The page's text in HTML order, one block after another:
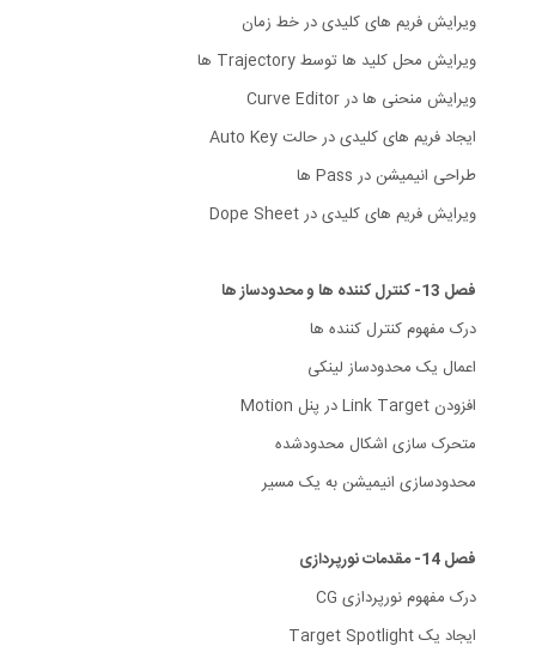
ویرایش فریم های کلیدی در خط زمان
ویرایش محل کلید ها توسط Trajectory ها
ویرایش منحنی ها در Curve Editor
ایجاد فریم های کلیدی در حالت Auto Key
طراحی انیمیشن در Pass ها
ویرایش فریم های کلیدی در Dope Sheet
فصل 13- کنترل کننده ها و محدودساز ها
درک مفهوم کنترل کننده ها
اعمال یک محدودساز لینکی
افزودن Link Target در پنل Motion
متحرک سازی اشکال محدودشده
محدودسازی انیمیشن به یک مسیر
فصل 14- مقدمات نورپردازی
درک مفهوم نورپردازی CG
ایجاد یک Target Spotlight